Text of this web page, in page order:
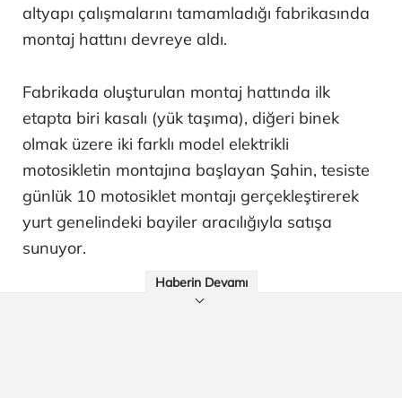
altyapı çalışmalarını tamamladığı fabrikasında
montaj hattını devreye aldı.
Fabrikada oluşturulan montaj hattında ilk
etapta biri kasalı (yük taşıma), diğeri binek
olmak üzere iki farklı model elektrikli
motosikletin montajına başlayan Şahin, tesiste
günlük 10 motosiklet montajı gerçekleştirerek
yurt genelindeki bayiler aracılığıyla satışa
sunuyor.
Haberin Devamı